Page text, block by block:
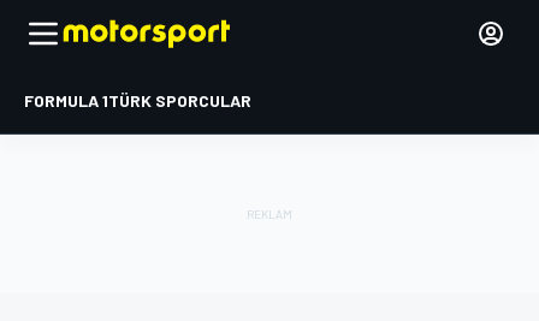
FORMULA 1TÜRK SPORCULAR